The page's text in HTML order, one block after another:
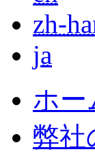
zh-
ja
ホー
弊社